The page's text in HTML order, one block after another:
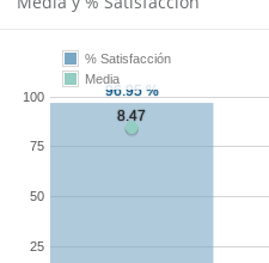
25
50
75
100
% Satisfacción
Media